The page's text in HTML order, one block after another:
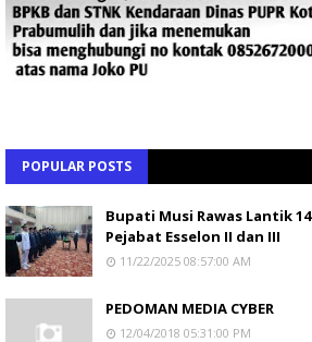
POPULAR POSTS
Bupati Musi Rawas Lantik 14
Pejabat Esselon II dan III
11/22/2025 08:57:00 AM
PEDOMAN MEDIA CYBER
12/04/2018 05:31:00 PM